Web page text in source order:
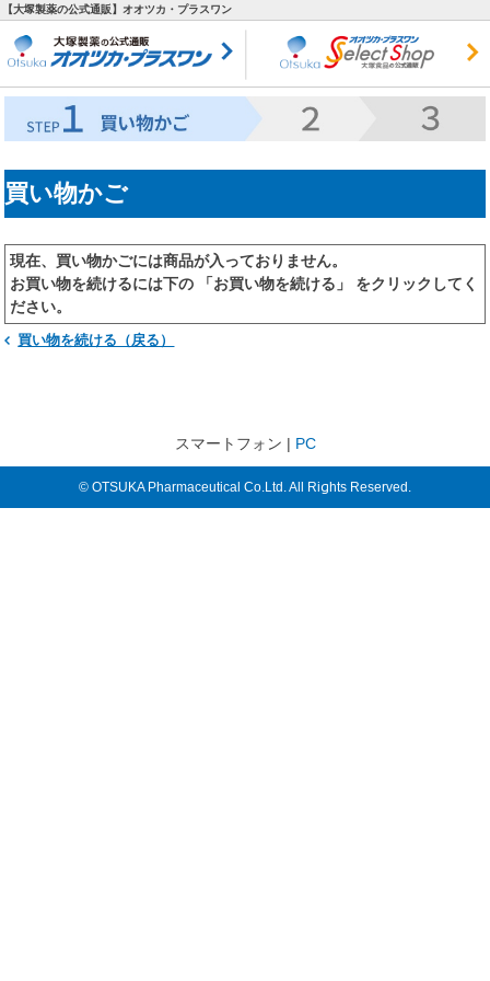
【大塚製薬の公式通販】オオツカ・プラスワン
買い物かご
現在、買い物かごには商品が入っておりません。
お買い物を続けるには下の 「お買い物を続ける」 をクリックしてく
ださい。
買い物を続ける（戻る）
スマートフォン | PC
© OTSUKA Pharmaceutical Co.Ltd. All Rights Reserved.